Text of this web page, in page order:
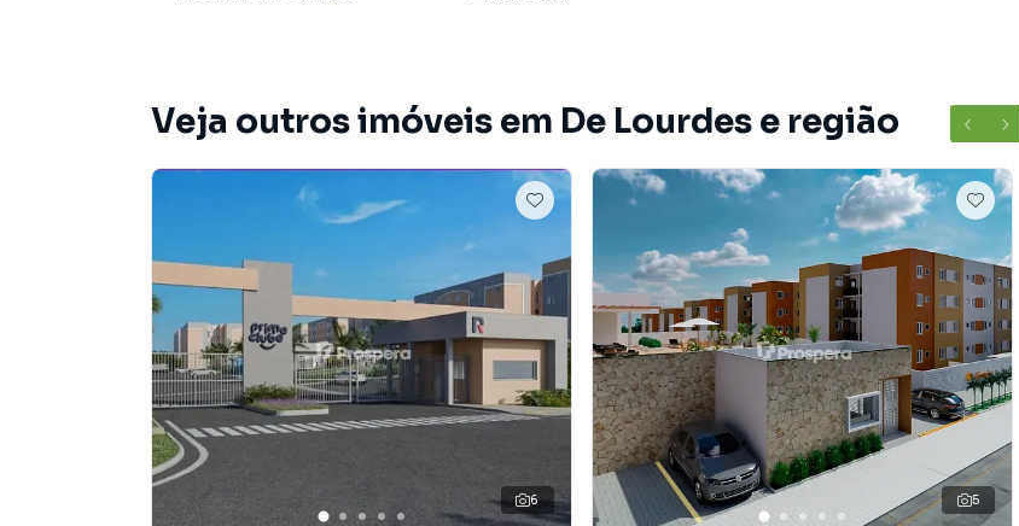
A Prospera Soluções Imobiliárias tem mais opções de apartamentos, casas residenciais e comerciais,
sobrados, terrenos, lojas e barracões para venda ou locação, além de empreendimentos em
construção ou lançamentos na planta em De Lourdes e em outras regiões de Anápolis. Aqui você
encontra milhares de ofertas para encontrar o imóvel que mais combina com seu estilo de vida.
Negocie seu imóvel de forma totalmente online, com segurança e tranquilidade. Na Prospera
Soluções Imobiliárias você consegue comprar ou alugar um imóvel em Anápolis mesmo não estando
na cidade e com a praticidade de fazer tudo online, direto do seu computador ou smartphone. Nós
criamos soluções inovadoras para simplificar a relação de proprietários, inquilinos e compradores
com o mercado imobiliário.
Anuncie seu imóvel! É fácil, rápido e gratuito! A Prospera Soluções Imobiliárias é uma imobiliária digital
com imóveis em diversas cidades do Brasil, incluindo Anápolis.
Veja outros imóveis em De Lourdes e região
6 5